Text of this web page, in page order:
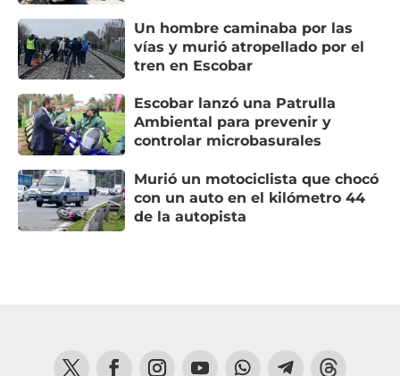
Un hombre caminaba por las
vías y murió atropellado por el
tren en Escobar
Escobar lanzó una Patrulla
Ambiental para prevenir y
controlar microbasurales
Murió un motociclista que chocó
con un auto en el kilómetro 44
de la autopista